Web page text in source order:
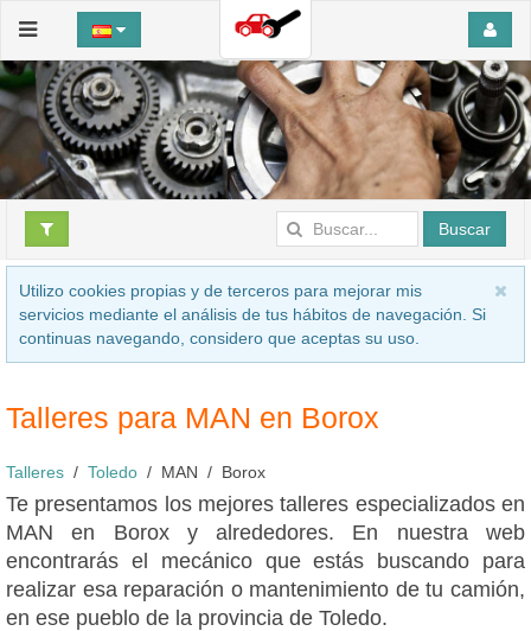
Buscar
Utilizo cookies propias y de terceros para mejorar mis
servicios mediante el análisis de tus hábitos de navegación. Si
continuas navegando, considero que aceptas su uso.
Talleres para MAN en Borox
Talleres Toledo MAN Borox
Te presentamos los mejores talleres especializados en
MAN en Borox y alrededores. En nuestra web
encontrarás el mecánico que estás buscando para
realizar esa reparación o mantenimiento de tu camión,
en ese pueblo de la provincia de Toledo.